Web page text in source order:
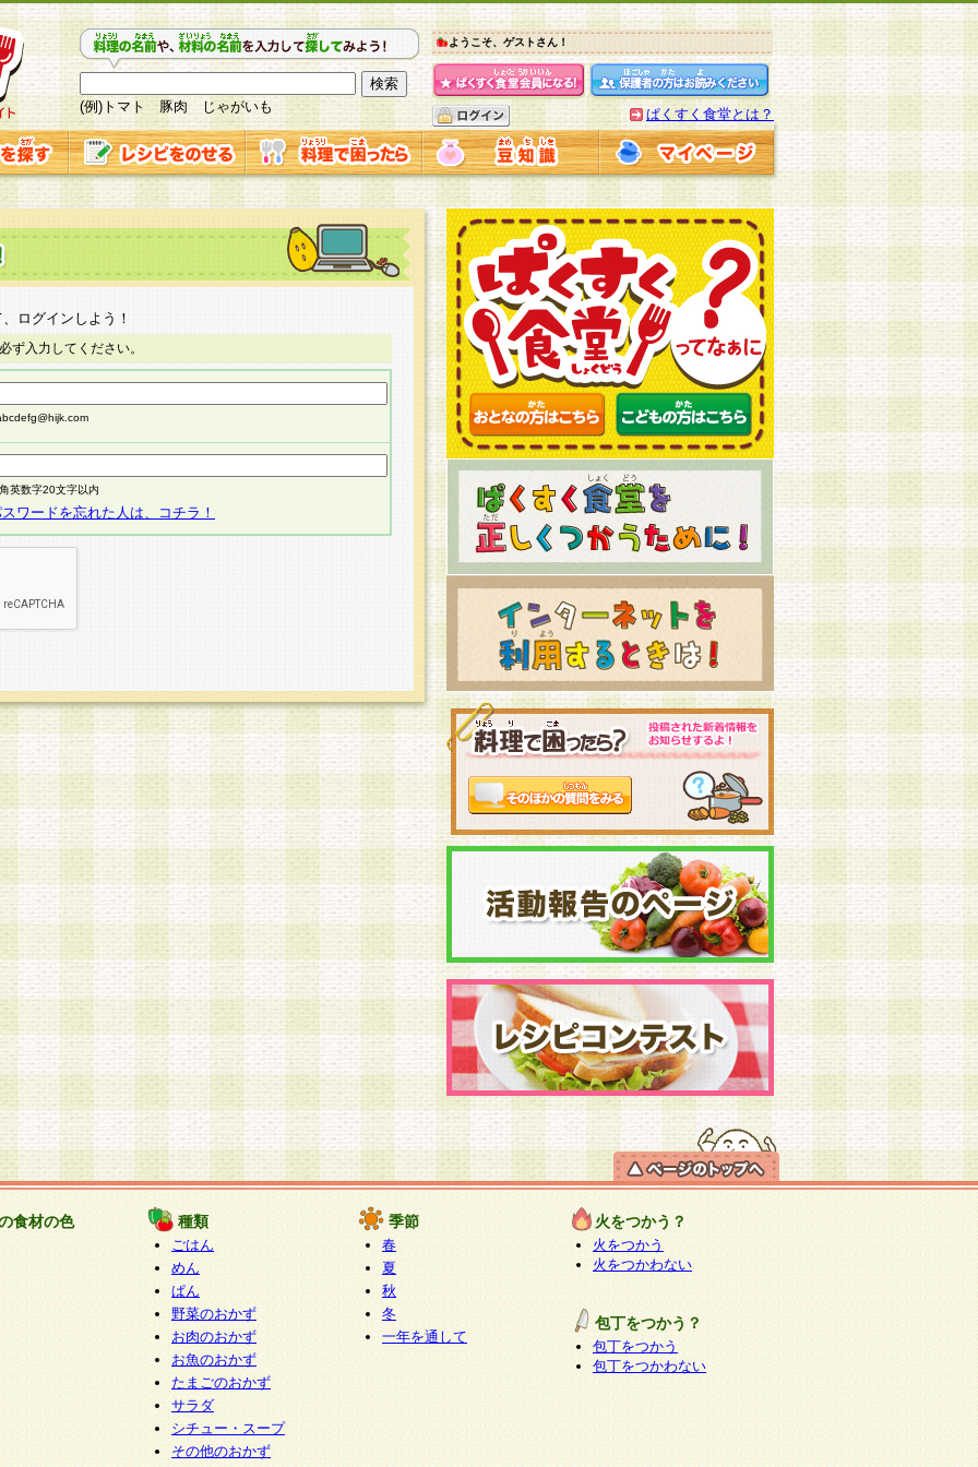
(例)トマト 豚肉 じゃがいも
ようこそ、ゲストさん！
ぱくすく食堂とは？
ログインしよう！
ず入力してください。
英数字20文字以内
ワードを忘れた人は、コチラ！
食材の色 種類
ごはん
めん
ぱん
野菜のおかず
お肉のおかず
お魚のおかず
たまごのおかず
サラダ
シチュー・スープ
その他のおかず
季節
春
夏
秋
冬
一年を通して
火をつかう？
火をつかう
火をつかわない
包丁をつかう？
包丁をつかう
包丁をつかわない